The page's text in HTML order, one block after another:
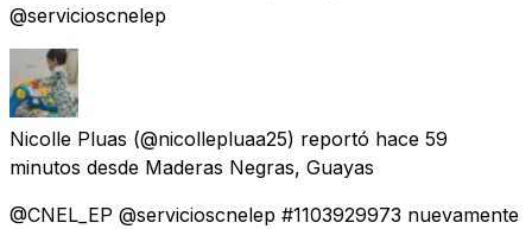
@servicioscnelep
Nicolle Pluas (@nicollepluaa25) reportó hace 59
minutos desde Maderas Negras, Guayas
@CNEL_EP @servicioscnelep #1103929973 nuevamente